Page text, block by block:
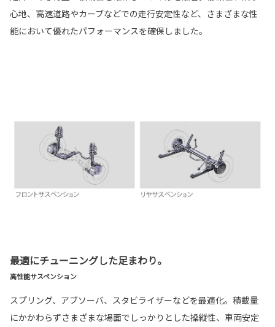
心地、高速道路やカーブなどでの走行安定性など、さまざまな性
能において優れたパフォーマンスを確保しました。
最適にチューニングした足まわり。
高性能サスペンション
スプリング、アブソーバ、スタビライザーなどを最適化。積載量
にかかわらずさまざまな場面でしっかりとした操縦性、車両安定